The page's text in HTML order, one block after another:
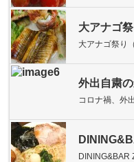
大アナゴ
大アナゴ祭り
外出自粛
コロナ禍、外
DINING&BAR